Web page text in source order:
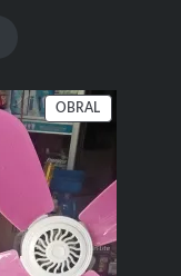
OBRALPRODUK
DENGAN